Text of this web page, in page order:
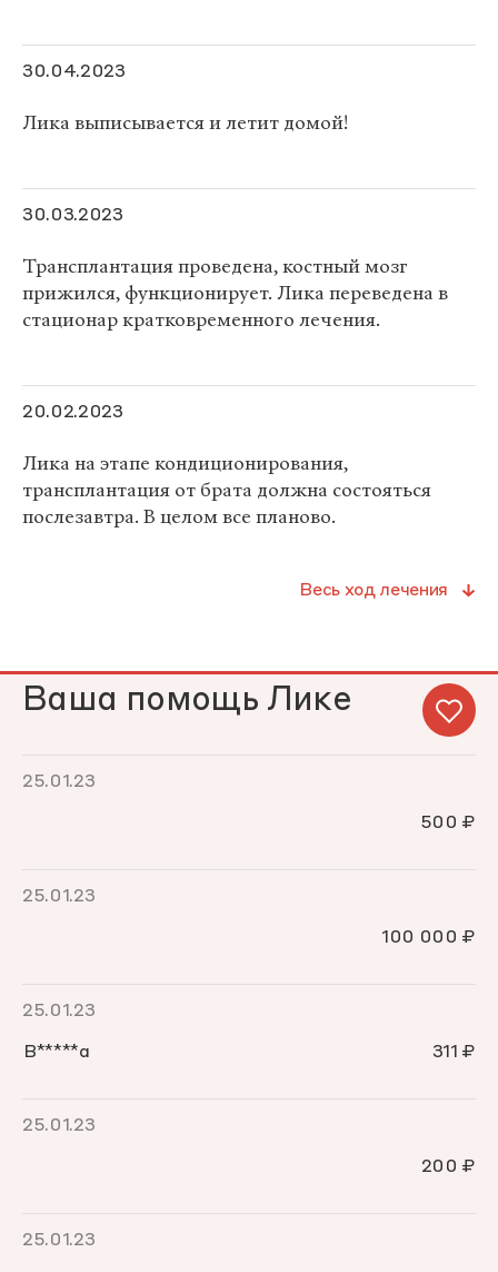
30.04.2023
Лика выписывается и летит домой!
30.03.2023
Трансплантация проведена, костный мозг
прижился, функционирует. Лика переведена в
стационар кратковременного лечения.
20.02.2023
Лика на этапе кондиционирования,
трансплантация от брата должна состояться
послезавтра. В целом все планово.
Весь ход лечения
Ваша помощь Лике
25.01.23
500 ₽
25.01.23
100 000 ₽
25.01.23
В*****а 311 ₽
25.01.23
200 ₽
25.01.23